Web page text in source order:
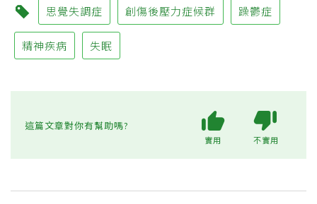
思覺失調症 創傷後壓力症候群 躁鬱症
精神疾病 失眠
這篇文章對你有幫助嗎?
實用 不實用